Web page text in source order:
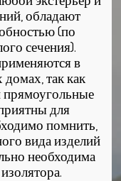
обладают
(по
сечения).
в
так как
прямоугольные
для
помнить,
вида изделий
необходима